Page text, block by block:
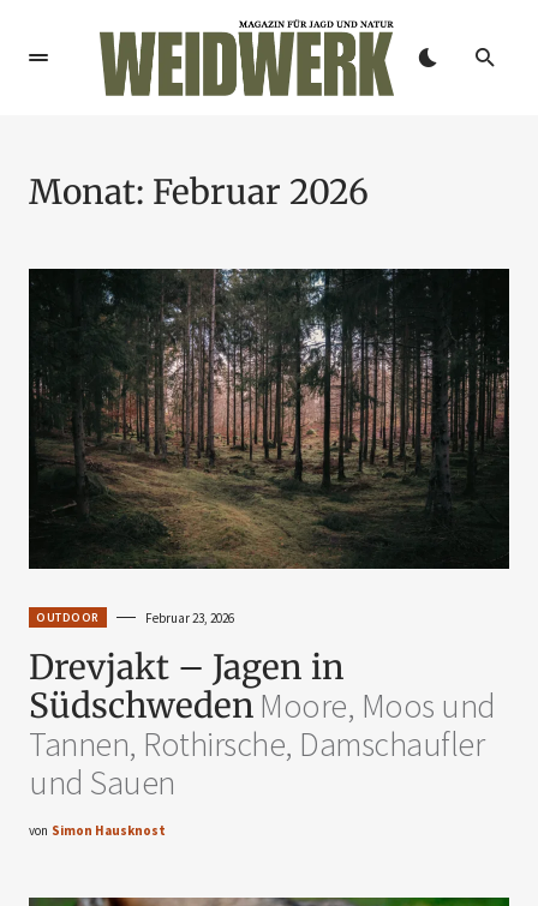
Monat: Februar 2026
OUTDOOR Februar 23, 2026
Drevjakt – Jagen in
SüdschwedenMoore, Moos und
Tannen, Rothirsche, Damschaufler
und Sauen
von Simon Hausknost